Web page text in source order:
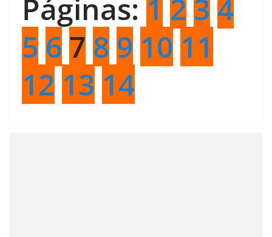
Páginas: 1 2 3 4
5 6 7 8 9 10 11
12 13 14